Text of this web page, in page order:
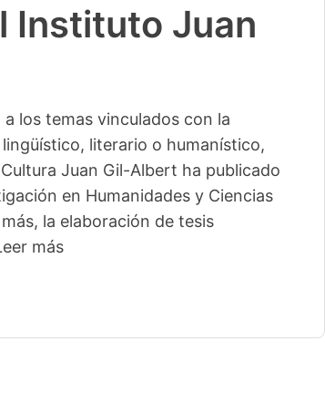
Instituto Juan
los temas vinculados con la
literario o humanístico,
Juan Gil-Albert ha publicado
en Humanidades y Ciencias
la elaboración de tesis
más